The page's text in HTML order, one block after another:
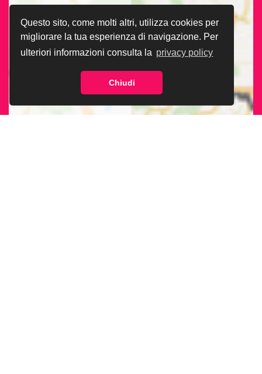
Questo sito, come molti altri, utilizza cookies per
migliorare la tua esperienza di navigazione. Per
ulteriori informazioni consulta la privacy policy
Chiudi